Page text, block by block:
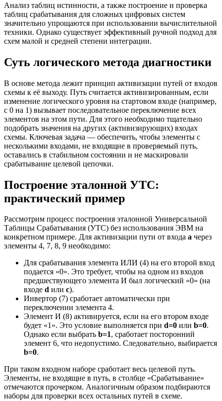
Анализ таблиц истинности, а также построение и проверка
таблиц срабатывания для сложных цифровых систем
значительно упрощаются при использовании вычислительной
техники. Однако существует эффективный ручной подход для
схем малой и средней степени интеграции.
Суть логического метода диагностики
В основе метода лежит принцип активизации путей от входов
схемы к её выходу. Путь считается активизированным, если
изменение логического уровня на стартовом входе (например,
с 0 на 1) вызывает последовательное переключение всех
элементов на этом пути. Для этого необходимо тщательно
подобрать значения на других (активизирующих) входах
схемы. Ключевая задача — обеспечить, чтобы элементы с
несколькими входами, не входящие в проверяемый путь,
оставались в стабильном состоянии и не маскировали
срабатывание целевой цепочки.
Построение эталонной УТС:
практический пример
Рассмотрим процесс построения эталонной Универсальной
Таблицы Срабатывания (УТС) без использования ЭВМ на
конкретном примере. Для активизации пути от входа a через
элементы 4, 7, 8, 9 необходимо:
Для срабатывания элемента ИЛИ (4) на его второй вход
подается «0». Это требует, чтобы на одном из входов
предшествующего элемента И был логический «0» (на
входе d или c).
Инвертор (7) сработает автоматически при
переключении элемента 4.
Элемент И (8) активируется, если на его втором входе
будет «1». Это условие выполняется при d=0 или b=0.
Однако если выбрать b=1, сработает посторонний
элемент 6, что недопустимо. Следовательно, выбирается
b=0.
При таком входном наборе сработает весь целевой путь.
Элементы, не входящие в путь, в столбце «Срабатывание»
отмечаются прочерком. Аналогичным образом подбираются
наборы для проверки всех остальных путей в схеме.